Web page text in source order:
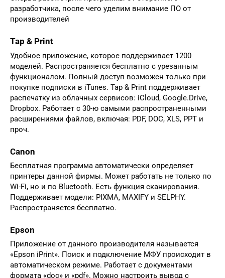
разработчика, после чего уделим внимание ПО от
производителей
Tap & Print
Удобное приложение, которое поддерживает 1200
моделей. Распространяется бесплатно с урезанным
функционалом. Полный доступ возможен только при
покупке подписки в iTunes. Tap & Print поддерживает
распечатку из облачных сервисов: iCloud, Google.Drive,
Dropbox. Работает с 30-ю самыми распространенными
расширениями файлов, включая: PDF, DOC, XLS, PPT и
проч.
Canon
Бесплатная программа автоматически определяет
принтеры данной фирмы. Может работать не только по
Wi-Fi, но и по Bluetooth. Есть функция сканирования.
Поддерживает модели: PIXMA, MAXIFY и SELPHY.
Распространяется бесплатно.
Epson
Приложение от данного производителя называется
«Epson iPrint». Поиск и подключение МФУ происходит в
автоматическом режиме. Работает с документами
формата «doc» и «pdf». Можно настроить вывод с